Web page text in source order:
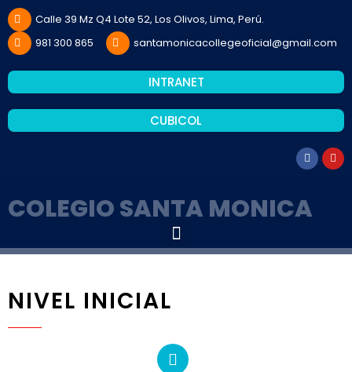
Calle 39 Mz Q4 Lote 52, Los Olivos, Lima, Perú.
981 300 865
santamonicacollegeoficial@gmail.com
INTRANET
CUBICOL
COLEGIO SANTA MONICA
NIVEL INICIAL